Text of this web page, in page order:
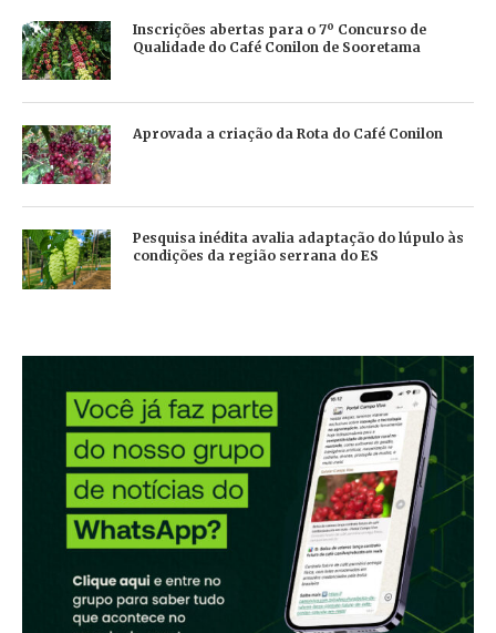
Inscrições abertas para o 7º Concurso de
Qualidade do Café Conilon de Sooretama
Aprovada a criação da Rota do Café Conilon
Pesquisa inédita avalia adaptação do lúpulo às
condições da região serrana do ES